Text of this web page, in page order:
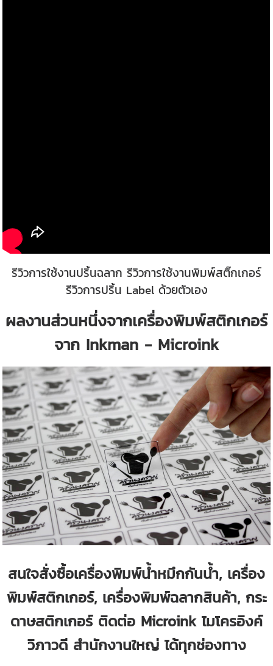
รีวิวการใช้งานปริ้นฉลาก รีวิวการใช้งานพิมพ์สติ๊กเกอร์
รีวิวการปริ้น Label ด้วยตัวเอง
ผลงานส่วนหนึ่งจากเครื่องพิมพ์สติกเกอร์
จาก Inkman - Microink
สนใจสั่งซื้อเครื่องพิมพ์น้ำหมึกกันน้ำ, เครื่อง
พิมพ์สติกเกอร์, เครื่องพิมพ์ฉลากสินค้า, กระ
ดาษสติกเกอร์ ติดต่อ Microink ไมโครอิงค์
วิภาวดี สำนักงานใหญ่ ได้ทุกช่องทาง